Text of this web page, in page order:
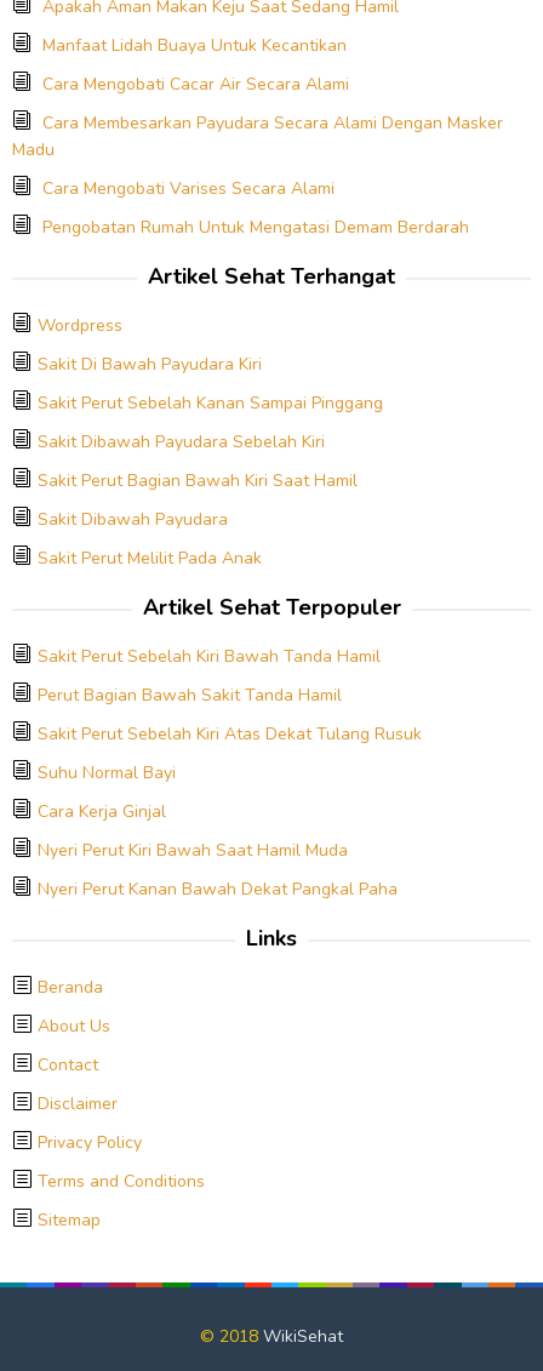
Apakah Aman Makan Keju Saat Sedang Hamil
Manfaat Lidah Buaya Untuk Kecantikan
Cara Mengobati Cacar Air Secara Alami
Cara Membesarkan Payudara Secara Alami Dengan Masker
Madu
Cara Mengobati Varises Secara Alami
Pengobatan Rumah Untuk Mengatasi Demam Berdarah
Artikel Sehat Terhangat
Wordpress
Sakit Di Bawah Payudara Kiri
Sakit Perut Sebelah Kanan Sampai Pinggang
Sakit Dibawah Payudara Sebelah Kiri
Sakit Perut Bagian Bawah Kiri Saat Hamil
Sakit Dibawah Payudara
Sakit Perut Melilit Pada Anak
Artikel Sehat Terpopuler
Sakit Perut Sebelah Kiri Bawah Tanda Hamil
Perut Bagian Bawah Sakit Tanda Hamil
Sakit Perut Sebelah Kiri Atas Dekat Tulang Rusuk
Suhu Normal Bayi
Cara Kerja Ginjal
Nyeri Perut Kiri Bawah Saat Hamil Muda
Nyeri Perut Kanan Bawah Dekat Pangkal Paha
Links
Beranda
About Us
Contact
Disclaimer
Privacy Policy
Terms and Conditions
Sitemap
© 2018 WikiSehat